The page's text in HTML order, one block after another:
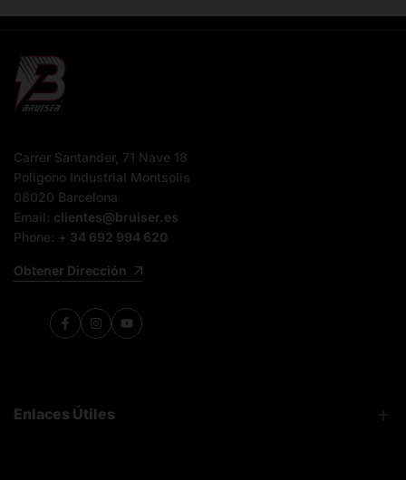
Carrer Santander, 71 Nave 18
Poligono Industrial Montsolis
08020 Barcelona
Email: clientes@bruiser.es
Phone: + 34 692 994 620
Obtener Dirección
FacebookInstagramYouTube
Enlaces Útiles